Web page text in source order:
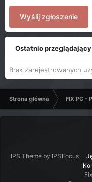
Wyślij zgłoszenie
Ostatnio przeglądający
Brak zarejestrowanych
Strona główna FIX PC -
IPS Theme by IPSFocus